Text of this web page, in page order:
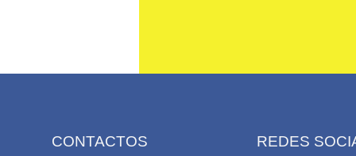
CONTACTOS REDES